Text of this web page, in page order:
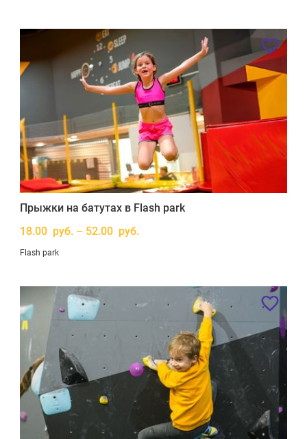
Прыжки на батутах в Flash park
18.00 руб. – 52.00 руб.
Flash park